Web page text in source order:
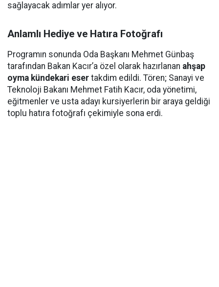
sağlayacak adımlar yer alıyor.
Anlamlı Hediye ve Hatıra Fotoğrafı
Programın sonunda Oda Başkanı Mehmet Günbaş
tarafından Bakan Kacır’a özel olarak hazırlanan ahşap
oyma kündekari eser takdim edildi. Tören; Sanayi ve
Teknoloji Bakanı Mehmet Fatih Kacır, oda yönetimi,
eğitmenler ve usta adayı kursiyerlerin bir araya geldiği
toplu hatıra fotoğrafı çekimiyle sona erdi.